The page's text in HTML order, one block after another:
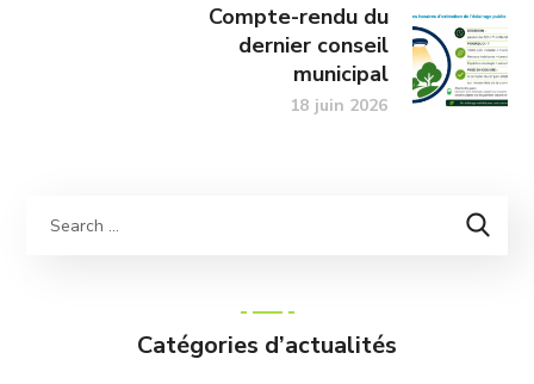
Compte-rendu du
dernier conseil
municipal
18 juin 2026
Catégories d’actualités